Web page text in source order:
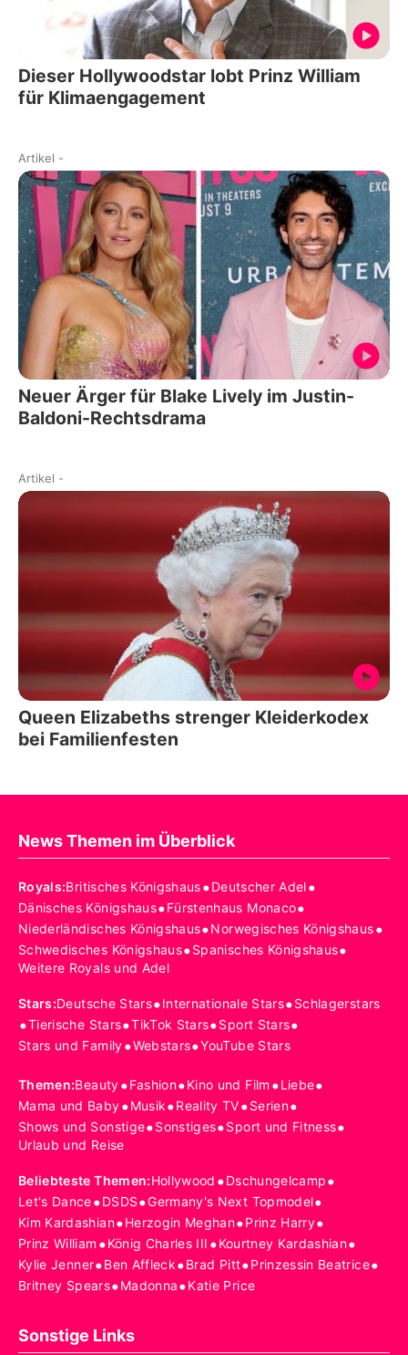
Dieser Hollywoodstar lobt Prinz William
für Klimaengagement
Artikel -
Neuer Ärger für Blake Lively im Justin-
Baldoni-Rechtsdrama
Artikel -
Queen Elizabeths strenger Kleiderkodex
bei Familienfesten
News Themen im Überblick
Royals:Britisches Königshaus•Deutscher Adel•
Dänisches Königshaus•Fürstenhaus Monaco•
Niederländisches Königshaus•Norwegisches Königshaus•
Schwedisches Königshaus•Spanisches Königshaus•
Weitere Royals und Adel
Stars:Deutsche Stars•Internationale Stars•Schlagerstars
•Tierische Stars•TikTok Stars•Sport Stars•
Stars und Family•Webstars•YouTube Stars
Themen:Beauty•Fashion•Kino und Film •Liebe•
Mama und Baby•Musik•Reality TV•Serien•
Shows und Sonstige•Sonstiges•Sport und Fitness•
Urlaub und Reise
Beliebteste Themen:Hollywood •Dschungelcamp•
Let's Dance•DSDS•Germany's Next Topmodel•
Kim Kardashian•Herzogin Meghan•Prinz Harry•
Prinz William •König Charles III •Kourtney Kardashian•
Kylie Jenner•Ben Affleck•Brad Pitt•Prinzessin Beatrice•
Britney Spears•Madonna•Katie Price
Sonstige Links